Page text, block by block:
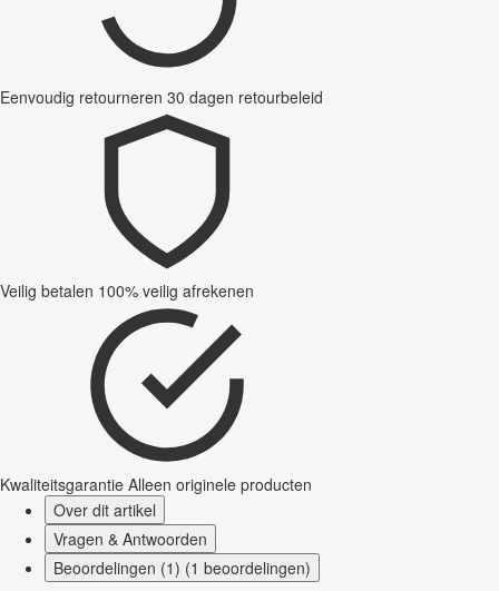
Eenvoudig retourneren 30 dagen retourbeleid
Veilig betalen 100% veilig afrekenen
Kwaliteitsgarantie Alleen originele producten
Over dit artikel
Vragen & Antwoorden
Beoordelingen (1) (1 beoordelingen)